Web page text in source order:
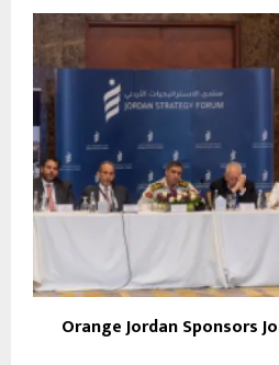
Orange Jordan Sponsors